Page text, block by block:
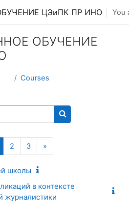
ЦЭиПК ПР ИНО You
ОБУЧЕНИЕ
Courses
Search courses
(current)
2 3 »Next page
школы
в контексте
журналистики